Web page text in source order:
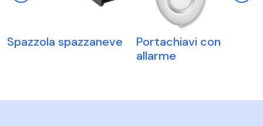
Spazzola spazzaneve
Portachiavi con
allarme